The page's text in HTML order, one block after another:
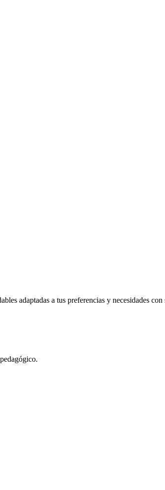
adaptadas a tus preferencias y necesidades